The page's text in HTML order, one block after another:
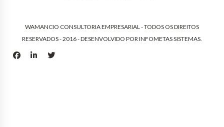
WAMANCIO CONSULTORIA EMPRESARIAL - TODOS OS DIREITOS
RESERVADOS - 2016 - DESENVOLVIDO PORINFOMETAS SISTEMAS.